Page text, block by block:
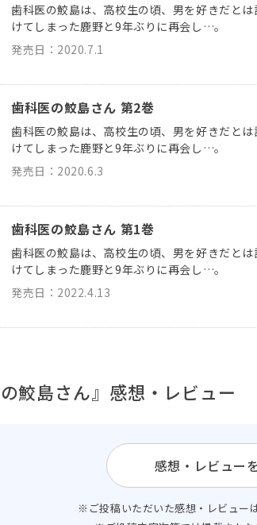
歯科医の鮫島は、高校生の頃、男を好きだと
けてしまった鹿野と9年ぶりに再会し…。
発売日：2020.7.1
歯科医の鮫島さん 第2巻
歯科医の鮫島は、高校生の頃、男を好きだと
けてしまった鹿野と9年ぶりに再会し…。
発売日：2020.6.3
歯科医の鮫島さん 第1巻
歯科医の鮫島は、高校生の頃、男を好きだと
けてしまった鹿野と9年ぶりに再会し…。
発売日：2022.4.13
の鮫島さん』感想・レビュー
感想・レビュー
※ご投稿いただいた感想・レビュー